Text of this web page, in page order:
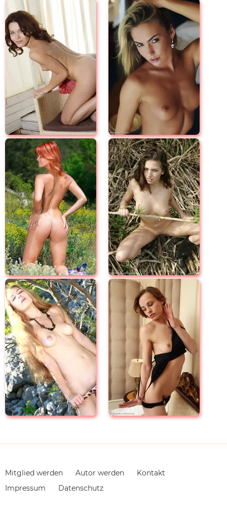
Navigation
überspringen
Mitglied werden Autor werden
Kontakt
Impressum
Datenschutz